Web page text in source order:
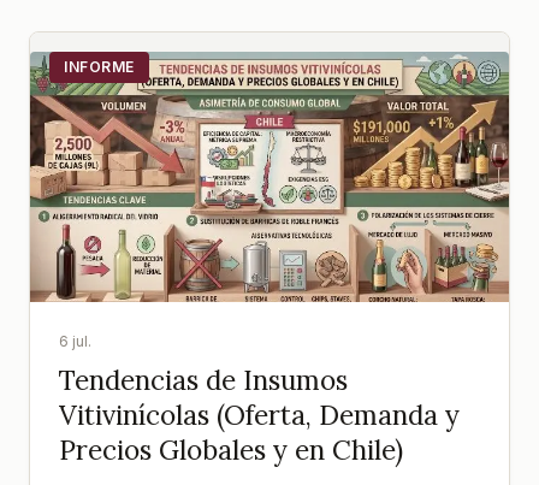
INFORME
6 jul.
Tendencias de Insumos
Vitivinícolas (Oferta, Demanda y
Precios Globales y en Chile)